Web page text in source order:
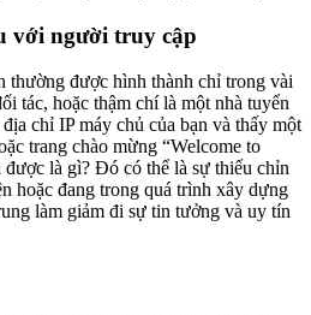
với người truy cập
thường được hình thành chỉ trong vài
tác, hoặc thậm chí là một nhà tuyển
chỉ IP máy chủ của bạn và thấy một
trang chào mừng “Welcome to
là gì? Đó có thể là sự thiếu chỉn
hoặc đang trong quá trình xây dựng
làm giảm đi sự tin tưởng và uy tín